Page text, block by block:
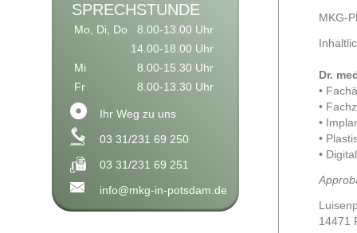
SPRECHSTUNDE
Mo, Di, Do
8.00-13.00 Uhr
14.00-18.00 Uhr
Mi
8.00-15.30 Uhr
Fr
8.00-13.30 Uhr
Ihr Weg zu uns
03 31/231 69 250
03 31/231 69 251
info@mkg-in-potsdam.de
MKG-
Dr.
•
•
•
•
•
14471